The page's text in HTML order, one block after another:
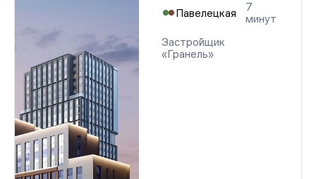
Павелецкая
7
минут
Застройщик
«Гранель»